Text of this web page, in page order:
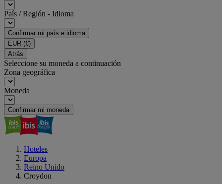
País / Región - Idioma
Confirmar mi país e idioma
EUR (€)
Atrás
Seleccione su moneda a continuación
Zona geográfica
Moneda
Confirmar mi moneda
Hoteles
Europa
Reino Unido
Croydon